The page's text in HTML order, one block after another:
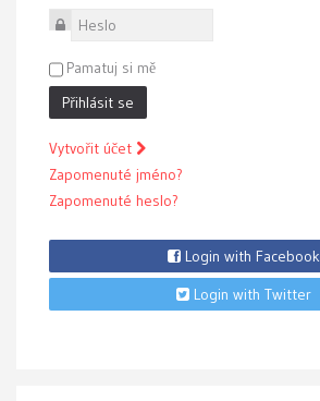
Heslo
Pamatuj si mě
Přihlásit se
Vytvořit účet
Zapomenuté jméno?
Zapomenuté heslo?
Login with Facebook
Login with Twitter